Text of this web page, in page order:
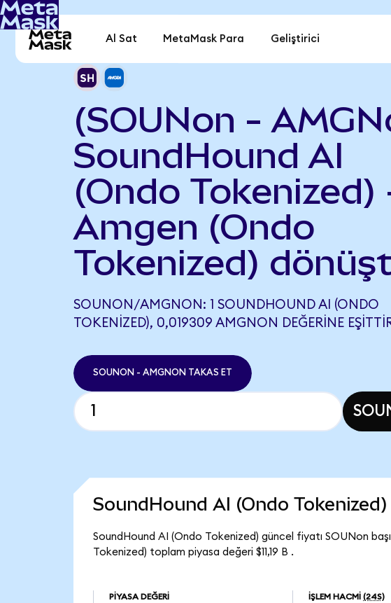
Al Sat MetaMask Para Geliştirici
(SOUNon -
SoundHound AI
(Ondo Tokenized)
Amgen (Ondo
Tokenized)
SOUNON/AMGNON: 1 SOUNDHOUND AI (ONDO
TOKENIZED), 0,019309 AMGNON DEĞERINE
SOUNON - AMGNON TAKAS ET
SoundHound AI (Ondo
SoundHound AI (Ondo Tokenized) güncel fiyatı SOUNon
Tokenized) toplam piyasa değeri $11,19 B .
PIYASA DEĞERI İŞLEM HACMI (24S)